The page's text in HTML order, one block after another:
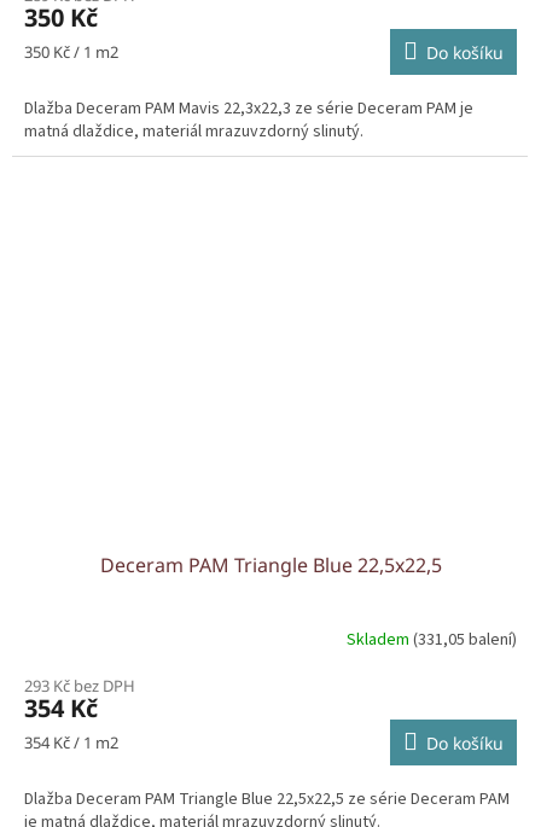
350 Kč
Měrná
350 Kč / 1 m2 Do košíku
Dlažba Deceram PAM Mavis 22,3x22,3 ze série Deceram PAM je
matná dlaždice, materiál mrazuvzdorný slinutý.
Deceram PAM Triangle Blue 22,5x22,5
Skladem (331,05 balení)
293 Kč bez DPH
354 Kč
Měrná
354 Kč / 1 m2 Do košíku
Dlažba Deceram PAM Triangle Blue 22,5x22,5 ze série Deceram PAM
je matná dlaždice, materiál mrazuvzdorný slinutý.